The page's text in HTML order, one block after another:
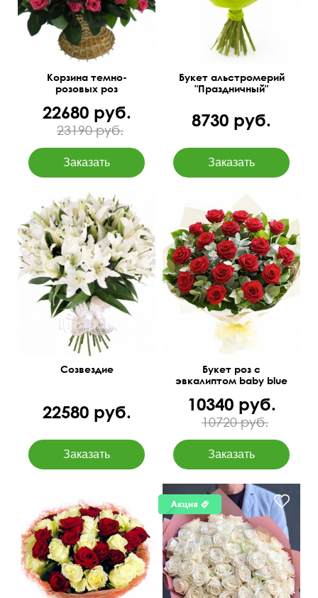
Корзина темно-
розовых роз
22680 руб.
23190 руб.
Букет альстромерий
"Праздничный"
8730 руб.
15 лилий под ленту.
70 см
60 см
Созвездие
22580 руб.
Упаковка фетр
50 см
50 см
Букет роз с
эвкалиптом baby blue
10340 руб.
10720 руб.
Премиум сорта
60 см
40 см
50 см 60 см